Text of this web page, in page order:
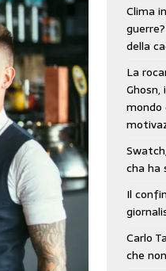
Clima
della
La
mondo
cha ha
Il
Carlo
che